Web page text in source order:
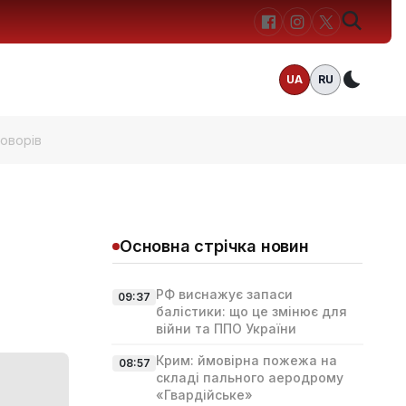
UA RU
Основна стрічка новин
09:37 РФ виснажує запаси
балістики: що це змінює для
війни та ППО України
08:57 Крим: ймовірна пожежа на
складі пального аеродрому
«Гвардійське»